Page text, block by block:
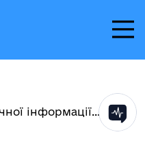
інформації...